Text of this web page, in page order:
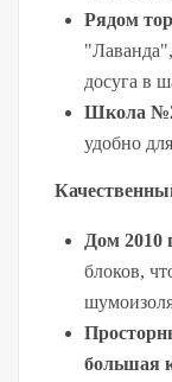
Рядом
досуга в
Школа
удобно
Дом 2010
блоков,
большая